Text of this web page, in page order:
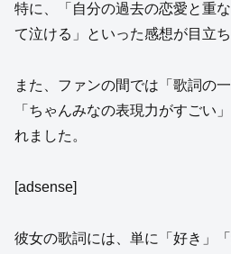
特に、「自分の過去の恋愛と重
て泣ける」といった感想が目立ち
また、ファンの間では「歌詞の
「ちゃんみなの表現力がすごい
れました。
[adsense]
彼女の歌詞には、単に「好き」